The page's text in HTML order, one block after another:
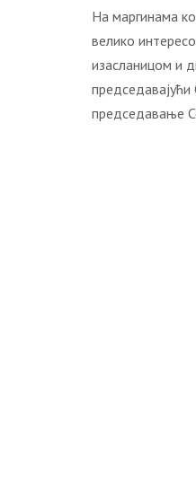
На маргинама
велико
изасланицом и
председавање